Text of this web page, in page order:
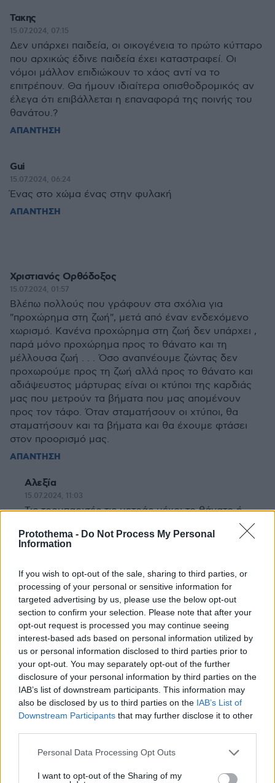
Protothema - Do Not Process My Personal
Information
If you wish to opt-out of the sale, sharing to third parties, or
processing of your personal or sensitive information for
targeted advertising by us, please use the below opt-out
section to confirm your selection. Please note that after your
opt-out request is processed you may continue seeing
interest-based ads based on personal information utilized by
us or personal information disclosed to third parties prior to
your opt-out. You may separately opt-out of the further
disclosure of your personal information by third parties on the
IAB’s list of downstream participants. This information may
also be disclosed by us to third parties on the IAB’s List of
Downstream Participants that may further disclose it to other
Please note that this website/app uses one or more Google
not limited to your visit or usage behaviour. You may click to
Personal Data Processing Opt Outs
I want to opt-out of the Sharing of my
Τακης
15.07.2024, 07:15
Δεν υπάρχει παιδεία, οι οικογένεια το πρώτο κύτταρο
που αρχικώς έδινε παιδεία έχει καταστραφεί. Οι
νόμοι μάλλον επιδιώκουν το χάος αντί να το
επιτρέπουν. Θα ήμουν ιδιαίτερα οπισθοδρομικός αν
έλεγα ότι επιβάλλεται η επαναφορά της ποινής του
θανάτου.?
ΑΠΑΝΤΗΣΗ
Gui
15.07.2024, 06:24
Ένας στο χώμα ένας στην φυλακή
ΑΠΑΝΤΗΣΗ
Χριστιανός Ορθόδοξος
15.07.2024, 01:57
Βλέπω πολλούς που γράφουν στα σχόλια για
"προχώρημα στη ζωή", μετά από έναν ενδεχόμενο
χωρισμό. Κανένα προχώρημα στη ζωή δεν υπάρχει ,
παρά μόνο προχώρημα προς το θάνατο και τη
μέλλουσα ζωή . . . Όσο αναπνέουμε ζώντας δεν
προχωρούμε προς τη ζωή αλλά προς το θάνατο και
αδιάψευστος μάρτυρας είναι οι κτύποι της καρδιάς
μας που μετρούν τα βήματα που μας απομένουν
προς τον τάφο. Όταν σταματήσουν οι χτύποι, θα
σταματήσουν και τα βήματα και θα έχουμε φτάσει
στον προορισμό μας.
ΑΠΑΝΤΗΣΗ
Αλεξία
15.07.2024, 11:03
Τις τρομπαρισές τις μετράς μέχρι το θάνατο ή
ΑΠΑΝΤΗΣΗ
OYF
16.07.2024, 09:33
Γλουπ!!!!!!!!!!!!!!!!!!!!!!!!!!!!!!!!!!!! Πες μας τί πίνεις και
δεν μας δίνεις....
ΑΠΑΝΤΗΣΗ
ΜΗΝ ΒΙΑΖΕΣΤΕ
15.07.2024, 01:52
ΘΑ ΠΕΣΟΥΝ ΚΑΙ ΠΥΡΗΝΙΚA!!!
ΑΠΑΝΤΗΣΗ
Απόσταγμα ζωής
Όταν μπαίνει άλλος άνδρας στη ζωή της γυναίκας